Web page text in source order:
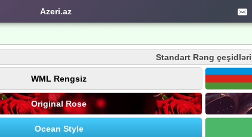
Azeri.az
Standart Rəng çeşidləri
WML Rengsiz
Original Rose
Ocean Style